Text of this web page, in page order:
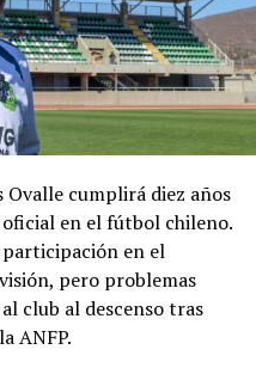
cumplirá diez años
en el fútbol chileno.
en el
pero problemas
club al descenso tras
ANFP.